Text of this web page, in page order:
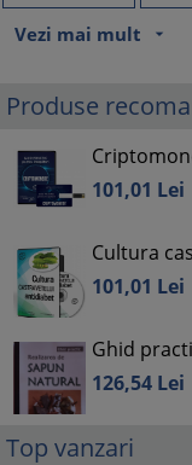
Vezi mai mult
arrow_drop_down
Produse
101,01 Lei
Cultura
101,01 Lei
Ghid
126,54 Lei
Top vanzari